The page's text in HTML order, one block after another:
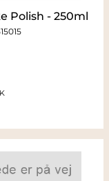
Polish - 250ml